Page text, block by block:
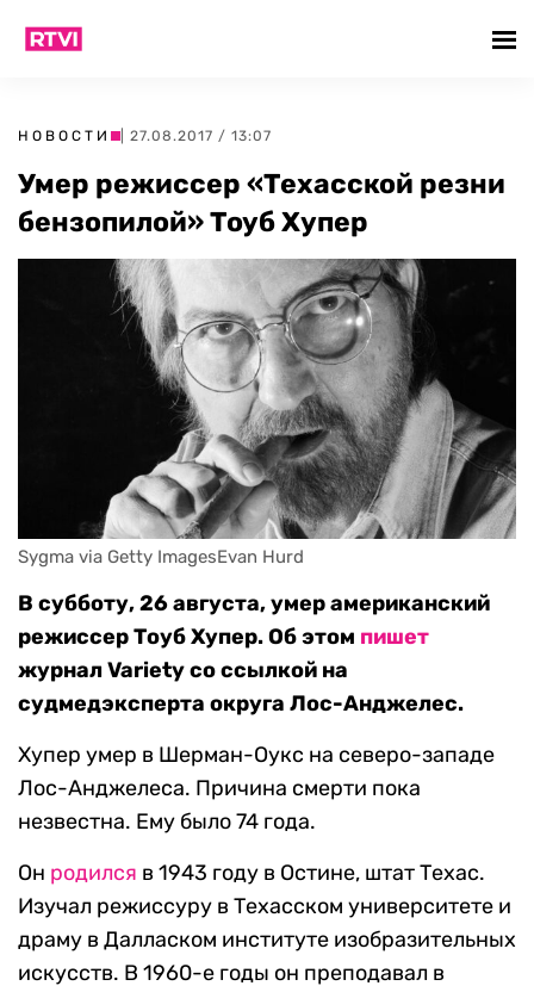
НОВОСТИ | 27.08.2017 / 13:07
Умер режиссер «Техасской резни
бензопилой» Тоуб Хупер
Sygma via Getty ImagesEvan Hurd
В субботу, 26 августа, умер американский
режиссер Тоуб Хупер. Об этом пишет
журнал Variety со ссылкой на
судмедэксперта округа Лос-Анджелес.
Хупер умер в Шерман-Оукс на северо-западе
Лос-Анджелеса. Причина смерти пока
незвестна. Ему было 74 года.
Он родился в 1943 году в Остине, штат Техас.
Изучал режиссуру в Техасском университете и
драму в Далласком институте изобразительных
искусств. В 1960-е годы он преподавал в